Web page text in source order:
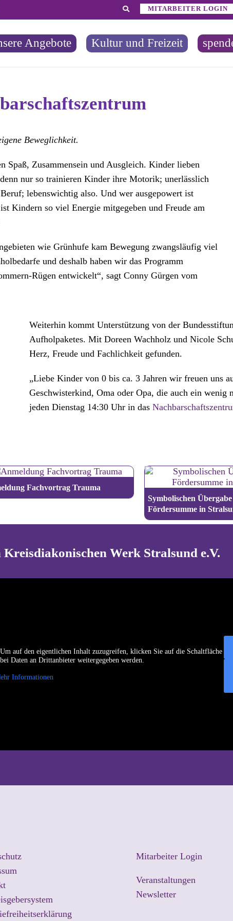
MITARBEITER LOGIN
Angebote Kultur und Freizeit
Beweglichkeit.
Spaß, Zusammensein und Ausgleich. Kinder lieben
nur so trainieren Kinder ihre Motorik; unerlässlich
lebenswichtig also. Und wer ausgepowert ist
Kindern so viel Energie mitgegeben und Freude am
wie Grünhufe kam Bewegung zwangsläufig viel
und deshalb haben wir das Programm
Rügen entwickelt“, sagt Conny Gürgen vom
Weiterhin kommt Unterstützung von der
Aufholpaketes. Mit Doreen Wachholz und Nicole
Herz, Freude und Fachlichkeit gefunden.
„Liebe Kinder von 0 bis ca. 3 Jahren wir freuen uns
Geschwisterkind, Oma oder Opa, die auch ein
jeden Dienstag 14:30 Uhr in das
Fachvortrag Trauma
Symbolischen
Fördersumme in
Werk Stralsund e.V.
auf den eigentlichen Inhalt zuzugreifen, klicken Sie auf die Schaltfläche
Daten an Drittanbieter weitergegeben werden.
Informationen
Mitarbeiter Login
Veranstaltungen
Newsletter